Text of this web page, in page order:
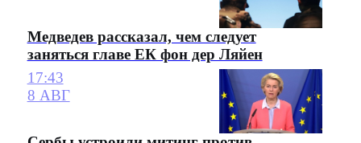
Медведев рассказал, чем следует
заняться главе ЕК фон дер Ляйен
17:43
8 АВГ